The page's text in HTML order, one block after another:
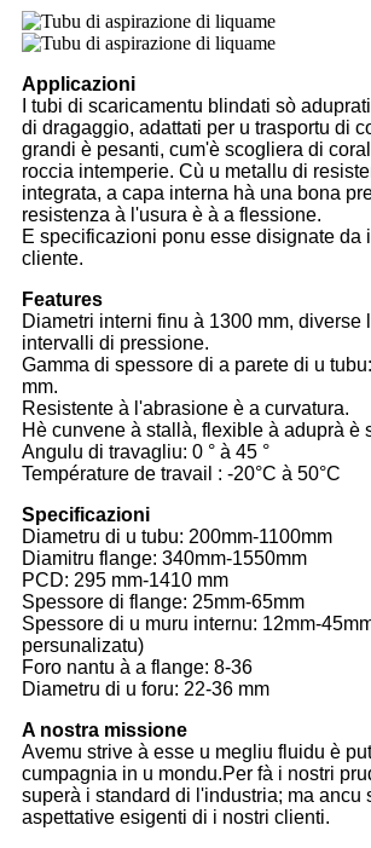
Applicazioni
I tubi di scaricamentu blindati sò
di dragaggio, adattati per u trasportu di
grandi è pesanti, cum'è scogliera di
roccia intemperie. Cù u metallu di
integrata, a capa interna hà una bona
resistenza à l'usura è à a flessione.
E specificazioni ponu esse disignate da
cliente.
Features
Diametri interni finu à 1300 mm, diverse
intervalli di pressione.
Gamma di spessore di a parete di u
mm.
Resistente à l'abrasione è a curvatura.
Hè cunvene à stallà, flexible à aduprà è
Angulu di travagliu: 0 ° à 45 °
Température de travail : -20°C à 50°C
Specificazioni
Diametru di u tubu: 200mm-1100mm
Diamitru flange: 340mm-1550mm
PCD: 295 mm-1410 mm
Spessore di flange: 25mm-65mm
Spessore di u muru internu: 12mm-
persunalizatu)
Foro nantu à a flange: 8-36
Diametru di u foru: 22-36 mm
A nostra missione
Avemu strive à esse u megliu fluidu è
cumpagnia in u mondu.Per fà i nostri
superà i standard di l'industria; ma ancu
aspettative esigenti di i nostri clienti.